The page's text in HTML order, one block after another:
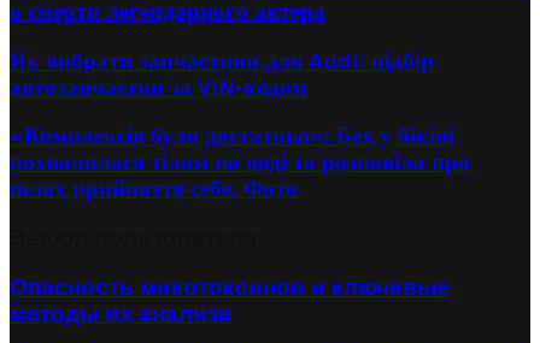
о смерти легендарного актера
Як вибрати запчастини для Audi: підбір
автозапчастин за VIN-кодом
«Комплексів було достатньо»: Бех у бікіні
похвалилася тілом на воді та розповіла про
шлях прийняття себе. Фото
Опасность микотоксинов и ключевые
методы их анализа